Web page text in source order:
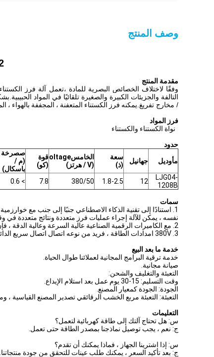
وصف المنتج
6-12
مقدمة المنتج
وفقًا لاختلاف الخصائص البصرية للمادة ،تعمل آلة فرز الكستناء
التالفة والجزيئات الكبيرة والصغيرة تلقائيًا في المواد الحبيبية.
/ مخارج تفريغ. يمكنه فرز الكستناء المتعفنة ، المجففة
فرز المواد
نواة الكستناء والكستناء
حدود
مأوديل جهانيل
سعة
(ذ)
الخامسoltage
(V / هرتز)
قوة
(كو)
صصرخة
(م /
باسكال)
LJG04-
1208B
12
1.8-2.5
380/50
7.8
> 0.6
سمات
نفسه ، يمكن للآلة إجراء عمليات فرز متعددة ونتائج متعددة في
2. مع الكاميرات الرقمية الصناعية عالية السرعة وعالية الدقة ، فإن الصورة واضحة ومستقرة.
3. 380V امدادات الطاقة ، فريد من نوعه اتصال اتصال سريع الدائرة الهواء ، وانخفاض استهلاك الطاقة للجهاز كله
خدمة ما بعد البيع
خدمة ترقية البرامج المجانية لعملائنا طوال الحياة.
صيانة مجانية.
التعبئة والتغليف والشحن:
وقت التسليم: 15-30 يوم عمل بعد استلام الإيداع.
الجودة: الجودة كمعيار المصنع.
التعبئة: التعبئة مربع الخشب الرقائقي تصدير المصنع القياسية ،
التعليمات
س: هل تحتاج آلتك إلى طاقة كهربائية لتعمل؟
ج: نعم ، يجب توصيل نماذجنا بمصدر الطاقة حتى تعمل.
س: إذا اشترينا الجهاز ، فماذا يمكنك أن تقدم؟
ج: بعد تأكيد السعر ، يمكنك طلب عينات للتحقق من جودة